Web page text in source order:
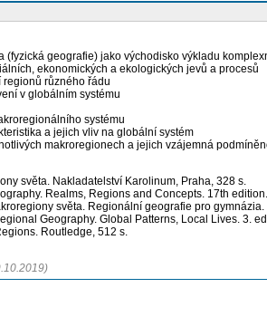
(fyzická geografie) jako východisko výkladu
ekonomických a ekologických jevů a procesů
různého řádu
v globálním systému
systému
a jejich vliv na globální systém
makroregionech a jejich vzájemná
světa. Nakladatelství Karolinum, Praha, 328 s.
Realms, Regions and Concepts. 17th
světa. Regionální geografie pro
Geography. Global Patterns, Local Lives. 3.
Routledge, 512 s.